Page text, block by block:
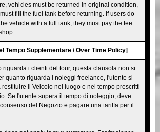
vehicles must be returned in original condition,
fill the fuel tank before returning. If users do
vehicle with a full tank, they must pay the fee
Tempo Supplementare / Over Time Policy]
riguarda i clienti del tour, questa clausola non si
quanto riguarda i noleggi freelance, l'utente si
restituire il Veicolo nel luogo e nel tempo prescritti
Se l'utente supera il tempo di noleggio, deve
del Negozio e pagare una tariffa per il